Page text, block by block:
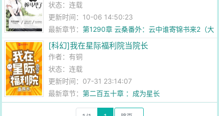
状态：连载
更新时间：10-06 14:50:23
最新章节：第1290章 云桑番外：云中谁寄锦书来2（大
结局）
[科幻]我在星际福利院当院长
作者： 有铜
状态：连载
更新时间：07-31 23:14:07
最新章节：第二百五十章 ：成为星长